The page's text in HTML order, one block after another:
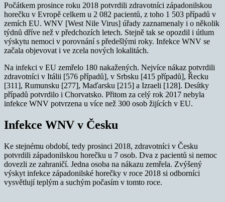
Počátkem prosince roku 2018 potvrdili zdravotníci západonilskou
horečku v Evropě celkem u 2 082 pacientů, z toho 1 503 případů v
zemích EU. WNV [West Nile Virus] úřady zaznamenaly i o několik
týdnů dříve než v předchozích letech. Stejně tak se opozdil i útlum
výskytu nemoci v porovnání s předešlými roky. Infekce WNV se
začala objevovat i ve zcela nových lokalitách.
Na infekci v EU zemřelo 180 nakažených. Nejvíce nákaz potvrdili
zdravotníci v Itálii [576 případů], v Srbsku [415 případů], Řecku
[311], Rumunsku [277], Maďarsku [215] a Izraeli [128]. Desítky
případů potvrdilo i Chorvatsko. Přitom za celý rok 2017 nebyla
infekce WNV potvrzena u více než 300 osob žijících v EU.
Infekce WNV v Česku
Ke stejnému období, tedy prosinci 2018, zdravotníci v Česku
potvrdili západonilskou horečku u 7 osob. Dva z pacientů si nemoc
dovezli ze zahraničí. Jedna osoba na nákazu zemřela. Zvýšený
výskyt infekce západonilské horečky v roce 2018 si odborníci
vysvětlují teplým a suchým počasím v tomto roce.